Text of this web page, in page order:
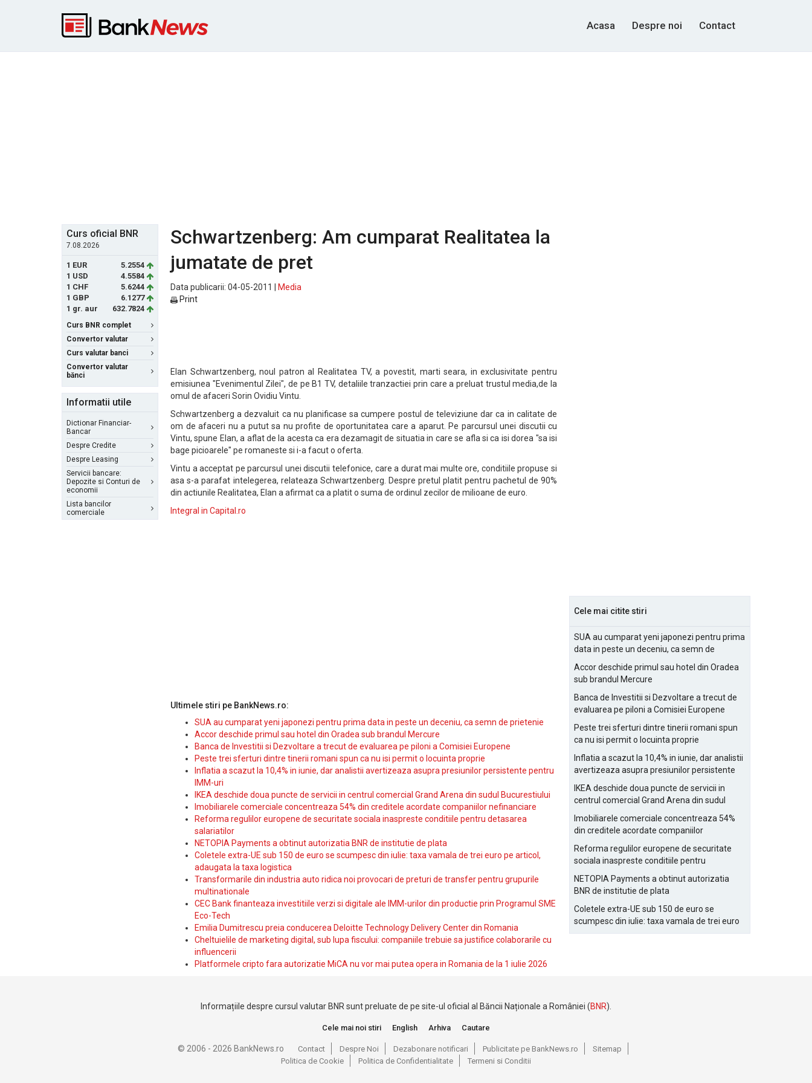
Acasa Despre noi Contact
Curs oficial BNR
7.08.2026
1 EUR
5.2554
1 USD
4.5584
1 CHF
5.6244
1 GBP
6.1277
1 gr. aur
632.7824
Curs BNR complet
Convertor valutar
Curs valutar banci
Convertor valutar
bănci
Informatii utile
Dictionar Financiar-
Bancar
Despre Credite
Despre Leasing
Servicii bancare:
Depozite si Conturi de
economii
Lista bancilor
comerciale
Schwartzenberg: Am cumparat Realitatea la
jumatate de pret
Data publicarii: 04-05-2011 |
Media
Print
Elan Schwartzenberg, noul patron al Realitatea TV, a povestit, marti seara, in exclusivitate pentru
emisiunea "Evenimentul Zilei", de pe B1 TV, detaliile tranzactiei prin care a preluat trustul media,de la
omul de afaceri Sorin Ovidiu Vintu.
Schwartzenberg a dezvaluit ca nu planificase sa cumpere postul de televiziune dar ca in calitate de
om de afaceri nu a putut sa nu profite de oportunitatea care a aparut. Pe parcursul unei discutii cu
Vintu, spune Elan, a aflat de la acesta ca era dezamagit de situatia in care se afla si ca isi dorea "sa isi
bage picioarele" pe romaneste si i-a facut o oferta.
Vintu a acceptat pe parcursul unei discutii telefonice, care a durat mai multe ore, conditiile propuse si
asa s-a parafat intelegerea, relateaza Schwartzenberg. Despre pretul platit pentru pachetul de 90%
din actiunile Realitatea, Elan a afirmat ca a platit o suma de ordinul zecilor de milioane de euro.
Integral in Capital.ro
Ultimele stiri pe BankNews.ro:
SUA au cumparat yeni japonezi pentru prima data in peste un deceniu, ca semn de prietenie
Accor deschide primul sau hotel din Oradea sub brandul Mercure
Banca de Investitii si Dezvoltare a trecut de evaluarea pe piloni a Comisiei Europene
Peste trei sferturi dintre tinerii romani spun ca nu isi permit o locuinta proprie
Inflatia a scazut la 10,4% in iunie, dar analistii avertizeaza asupra presiunilor persistente pentru
IMM-uri
IKEA deschide doua puncte de servicii in centrul comercial Grand Arena din sudul Bucurestiului
Imobiliarele comerciale concentreaza 54% din creditele acordate companiilor nefinanciare
Reforma regulilor europene de securitate sociala inaspreste conditiile pentru detasarea
salariatilor
NETOPIA Payments a obtinut autorizatia BNR de institutie de plata
Coletele extra-UE sub 150 de euro se scumpesc din iulie: taxa vamala de trei euro pe articol,
adaugata la taxa logistica
Transformarile din industria auto ridica noi provocari de preturi de transfer pentru grupurile
multinationale
CEC Bank finanteaza investitiile verzi si digitale ale IMM-urilor din productie prin Programul SME
Eco-Tech
Emilia Dumitrescu preia conducerea Deloitte Technology Delivery Center din Romania
Cheltuielile de marketing digital, sub lupa fiscului: companiile trebuie sa justifice colaborarile cu
influencerii
Platformele cripto fara autorizatie MiCA nu vor mai putea opera in Romania de la 1 iulie 2026
Cele mai citite stiri
SUA au cumparat yeni japonezi pentru prima
data in peste un deceniu, ca semn de
Accor deschide primul sau hotel din Oradea
sub brandul Mercure
Banca de Investitii si Dezvoltare a trecut de
evaluarea pe piloni a Comisiei Europene
Peste trei sferturi dintre tinerii romani spun
ca nu isi permit o locuinta proprie
Inflatia a scazut la 10,4% in iunie, dar analistii
avertizeaza asupra presiunilor persistente
IKEA deschide doua puncte de servicii in
centrul comercial Grand Arena din sudul
Imobiliarele comerciale concentreaza 54%
din creditele acordate companiilor
Reforma regulilor europene de securitate
sociala inaspreste conditiile pentru
NETOPIA Payments a obtinut autorizatia
BNR de institutie de plata
Coletele extra-UE sub 150 de euro se
scumpesc din iulie: taxa vamala de trei euro
pe articol, adaugata la taxa logistica
Informațiile despre cursul valutar BNR sunt preluate de pe site-ul oficial al Băncii Naționale a României (BNR).
Cele mai noi stiri English Arhiva Cautare
© 2006 - 2026 BankNews.ro Contact Despre Noi Dezabonare notificari Publicitate pe BankNews.ro
Sitemap
Politica de Cookie
Politica de Confidentialitate Termeni si Conditii